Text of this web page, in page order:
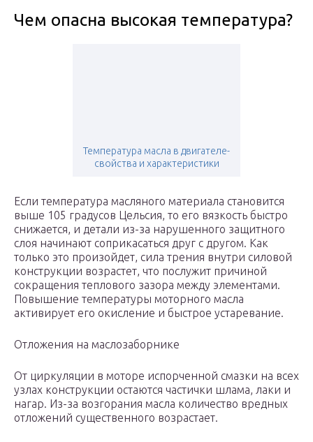
Чем опасна высокая температура?
Температура масла в двигателе-
свойства и характеристики
Если температура масляного материала становится
выше 105 градусов Цельсия, то его вязкость быстро
снижается, и детали из-за нарушенного защитного
слоя начинают соприкасаться друг с другом. Как
только это произойдет, сила трения внутри силовой
конструкции возрастет, что послужит причиной
сокращения теплового зазора между элементами.
Повышение температуры моторного масла
активирует его окисление и быстрое устаревание.
Отложения на маслозаборнике
От циркуляции в моторе испорченной смазки на всех
узлах конструкции остаются частички шлама, лаки и
нагар. Из-за возгорания масла количество вредных
отложений существенного возрастает.